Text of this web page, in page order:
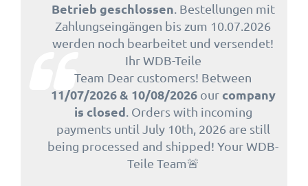
Betrieb geschlossen . Bestellungen mit
Zahlungseingängen bis zum 10.07.2026
werden noch bearbeitet und versendet!
Ihr WDB-Teile
Team Dear customers! Between
11/07/2026 & 10/08/2026our company
is closed . Orders with incoming
payments until July 10th, 2026 are still
being processed and shipped! Your WDB-
Teile Team🚨